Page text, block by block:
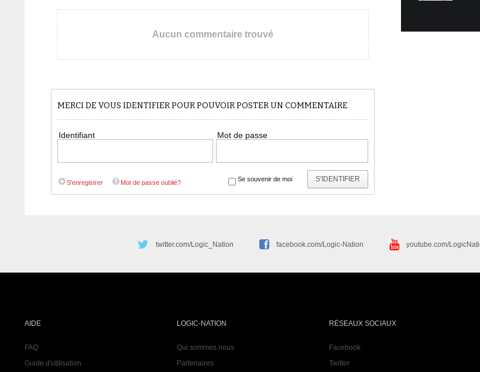
Aucun commentaire trouvé
MERCI DE VOUS IDENTIFIER POUR POUVOIR POSTER UN COMMENTAIRE
Identifiant Mot de passe
S'IDENTIFIER
Se souvenir de moi
S'enregistrer Mot de passe oublié?
twitter.com/Logic_Nation facebook.com/Logic-Nation youtube.com/
AIDE
FAQ
Guide d'utilisation
LOGIC-NATION
Qui sommes nous
Partenaires
RÉSEAUX SOCIAUX
Facebook
Twitter